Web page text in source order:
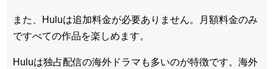
また、Huluは追加料金が必要ありません。
月額料金のみ
ですべての作品を楽しめます。
Huluは独占配信の海外ドラマも多いのが特徴です。海外